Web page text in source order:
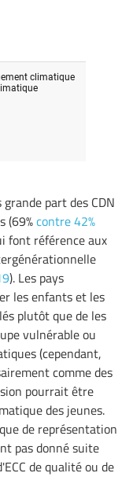
part des CDN
(69%contre 42%
font référence aux
). Les pays
les enfants et les
plutôt que de les
vulnérable ou
(cependant,
comme des
pourrait être
des jeunes.
de représentation
pas donné suite
de qualité ou de